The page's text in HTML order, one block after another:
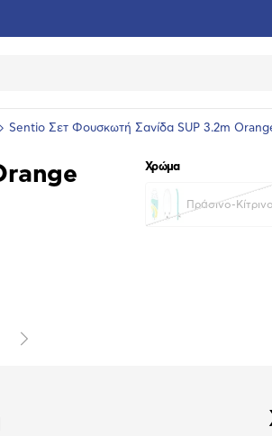
Sentio Σετ Φουσκωτή Σανίδα SUP 3.2m
Επόμενο
Χρώμα
Πράσινο-Κίτρινο